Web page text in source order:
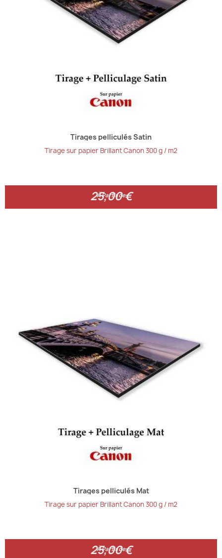
Tirages pelliculés Satin
Tirage sur papier Brillant Canon 300 g / m2
À Partir de
25,00 €
Tirages pelliculés Mat
Tirage sur papier Brillant Canon 300 g / m2
À Partir de
25,00 €